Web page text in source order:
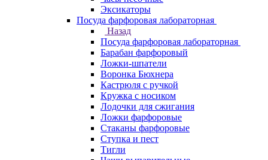
Эксикаторы
Посуда фарфоровая лабораторная
Назад
Посуда фарфоровая лабораторная
Барабан фарфоровый
Ложки-шпатели
Воронка Бюхнера
Кастрюля с ручкой
Кружка с носиком
Лодочки для сжигания
Ложки фарфоровые
Стаканы фарфоровые
Ступка и пест
Тигли